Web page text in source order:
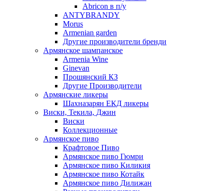
Abricon в п/у
ANTYBRANDY
Morus
Armenian garden
Другие производители бренди
Армянское шампанское
Armenia Wine
Ginevan
Прошянский КЗ
Другие Производители
Армянские ликеры
Шахназарян ЕКД ликеры
Виски, Текила, Джин
Виски
Коллекционные
Армянское пиво
Крафтовое Пиво
Армянское пиво Гюмри
Армянское пиво Киликия
Армянское пиво Котайк
Армянское пиво Дилижан